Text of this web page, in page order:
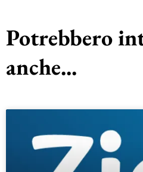
Potrebbero
anche...